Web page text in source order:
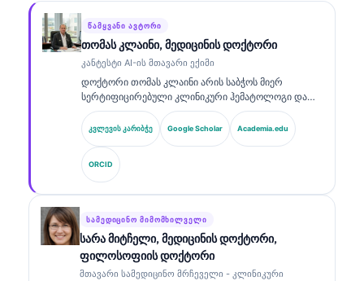
ᲬᲐᲛᲧᲕᲐᲜᲘ ᲐᲕᲢᲝᲠᲘ
თომას კლაინი, მედიცინის დოქტორი
კანტესტი AI-ის მთავარი ექიმი
დოქტორი თომას კლაინი არის საბჭოს მიერ
სერტიფიცირებული კლინიკური ჰემატოლოგი და
ინტერნისტი, რომელსაც აქვს 15 წელზე მეტი
გამოცდილება ლაბორატორიულ მედიცინაში და AI-
ით მხარდაჭერილ კლინიკურ ანალიზში. როგორც
Kantesti AI-ის მთავარი სამედიცინო ოფიცერი, ის
უზრუნველყოფს საკუთრებაში არსებული
ნეირონული ქსელის სამედიცინო სიზუსტის
კლინიკურ ზედამხედველობას. დოქტორ კლაინს
ფართოდ აქვს გამოქვეყნებული ბიომარკერების
ინტერპრეტაციისა და ლაბორატორიული
დიაგნოსტიკის შესახებ ლაბორატორიული
მედიცინის თემებზე.
კვლევის კარიბჭე Google Scholar Academia.edu
ORCID
ᲡᲐᲛᲔᲓᲘᲪᲘᲜᲝ ᲛᲘᲛᲝᲛᲮᲘᲚᲕᲔᲚᲘ
სარა მიტჩელი, მედიცინის დოქტორი,
ფილოსოფიის დოქტორი
მთავარი სამედიცინო მრჩეველი - კლინიკური